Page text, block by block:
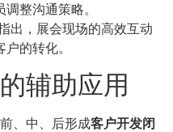
整沟通策略。
出，展会现场的高效互动
的转化。
辅助应用
、中、后形成客户开发闭